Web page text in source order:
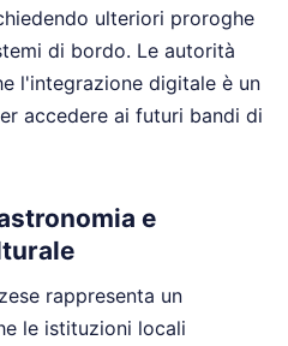
ulteriori proroghe
di bordo. Le autorità
l'integrazione digitale è un
accedere ai futuri bandi di
e
rappresenta un
le istituzioni locali